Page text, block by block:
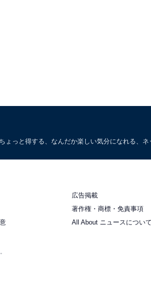
っと得する、なんだか楽しい気分になれる、
広告掲載
著作権・商標・免責事項
All About ニュースについて